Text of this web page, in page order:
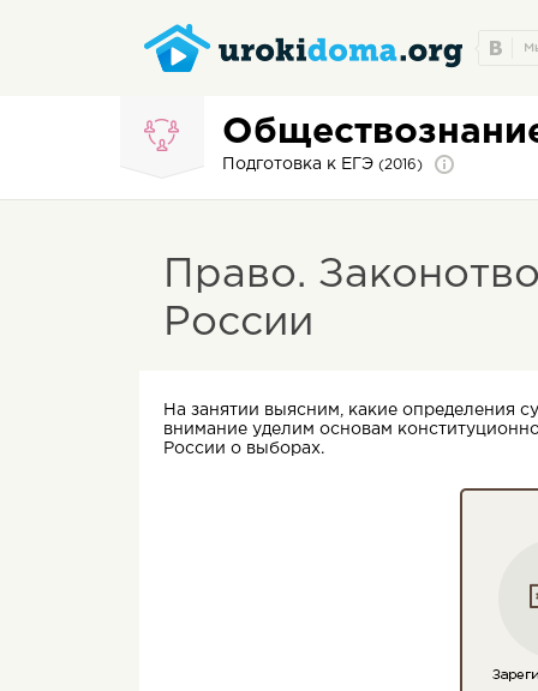
Подготовка к ЕГЭ (2016)
Право.
России
На занятии выясним, какие определения
внимание уделим основам
России о выборах.